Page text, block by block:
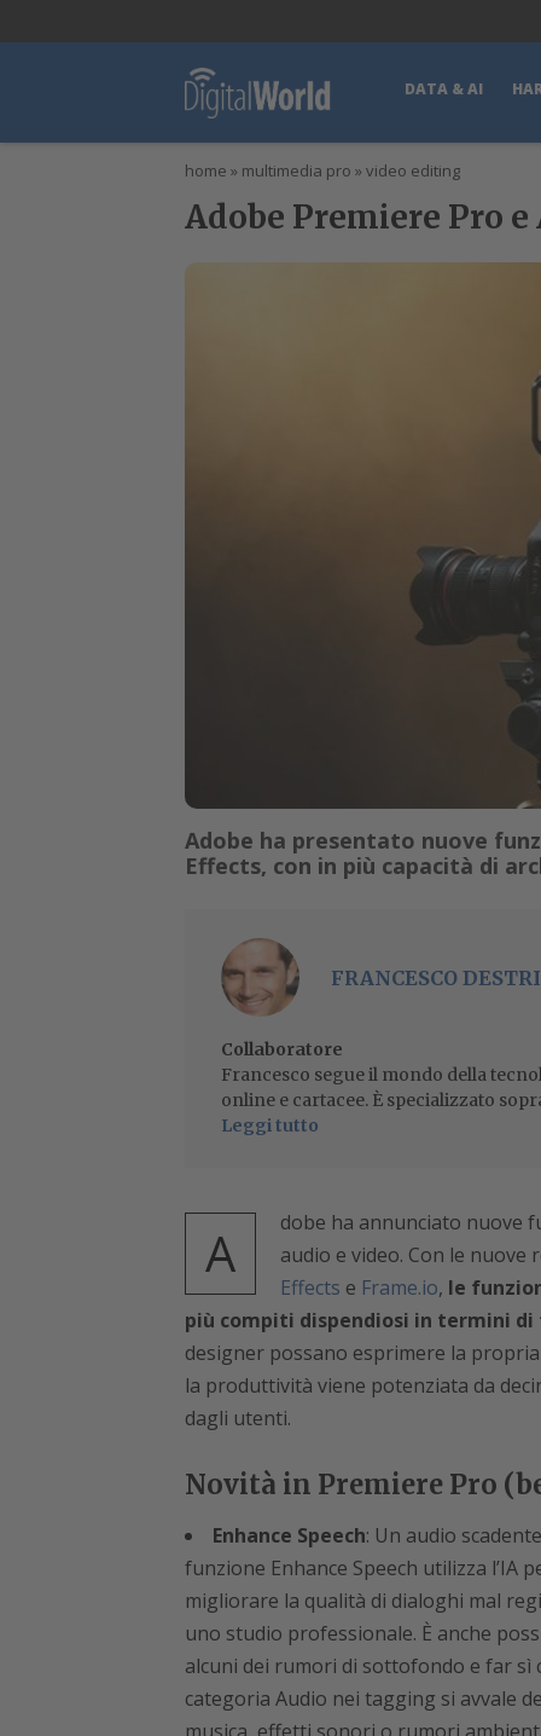
DATA & AI
home » multimedia pro » video editing
Adobe Premiere Pro
Adobe ha presentato nuove
Effects, con in più capacità di
FRANCESCO DESTRI
Collaboratore
Francesco segue il mondo della
online e cartacee. È specializzato
Leggi tutto
A
dobe ha annunciato nuove
audio e video. Con le nuove
Effects e Frame.io, le
più compiti dispendiosi in termini di
designer possano esprimere la
la produttività viene potenziata da
dagli utenti.
Novità in Premiere Pro
Enhance Speech: Un audio
funzione Enhance Speech utilizza
migliorare la qualità di dialoghi mal
uno studio professionale. È anche
alcuni dei rumori di sottofondo e far
categoria Audio nei tagging si avvale